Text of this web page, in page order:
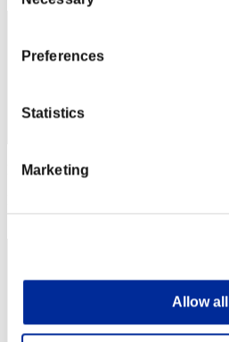
Preferences
Statistics
Marketing
Allow all
Punteggio: -
4499